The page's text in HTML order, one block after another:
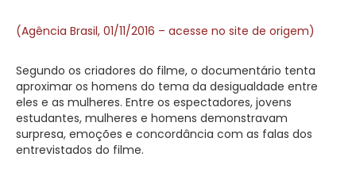
(Agência Brasil, 01/11/2016 – acesse no site de origem)
Segundo os criadores do filme, o documentário tenta
aproximar os homens do tema da desigualdade entre
eles e as mulheres. Entre os espectadores, jovens
estudantes, mulheres e homens demonstravam
surpresa, emoções e concordância com as falas dos
entrevistados do filme.